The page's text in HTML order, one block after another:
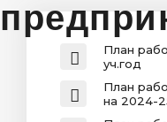
СТУДЕНТАМ
План
уч.год
План
на 2024-